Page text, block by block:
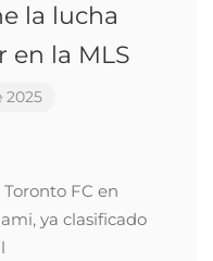
la lucha
en la MLS
2025
FC en
ya clasificado